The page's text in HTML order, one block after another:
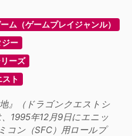
ム（ゲームプレイジャンル）
ー
ーズ
スト
』（ドラゴンクエストシ
1995年12月9日にエニッ
コン（SFC）用ロールプ